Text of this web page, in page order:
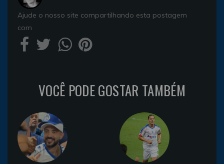
Ajude o nosso site compartilhando esta postagem
com
VOCÊ PODE GOSTAR TAMBÉM